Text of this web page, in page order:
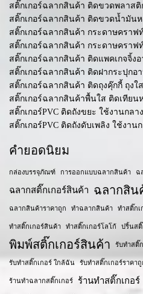
สติ๊กเกอร์ฉลากสินค้า ติดขวดพลาส
สติ๊กเกอร์ฉลากสินค้า ติดขวดน้ำมันห
สติ๊กเกอร์ฉลากสินค้า กระดาษครา
สติ๊กเกอร์ฉลากสินค้า กระดาษครา
สติ๊กเกอร์ฉลากสินค้า ติดแพคเกจจิ้งอ
สติ๊กเกอร์ฉลากสินค้า ติดฝากระปุกอ
สติ๊กเกอร์ฉลากสินค้า ติดถุงคุ๊กกี้ ถุงใ
สติ๊กเกอร์ฉลากสินค้าพื้นใส ติดเทียน
สติ๊กเกอร์PVC ติดถังขยะ ใช้งานกล
สติ๊กเกอร์PVC ติดถังดับเพลิง ใช้งาน
คำยอดนิยม
กล่องบรรจุภัณฑ์ การออกแบบฉลากสินค้า ฉ
ฉลากสติ๊กเกอร์สินค้า
ฉลากสิน
ฉลากสินค้าราคาถูก ทำฉลากสินค้า ทำสติ๊กเ
ทำสติ๊กเกอร์สินค้า ทำสติ๊กเกอร์โลโก้ ปริ้นสติ๊
พิมพ์สติ๊กเกอร์สินค้า รับทำสติ๊
รับทำสติ๊กเกอร์ ใกล้ฉัน รับทำสติ๊กเกอร์ราคาถู
ร้านทำฉลากสติ๊กเกอร์ ร้านทำสติ๊กเกอร์